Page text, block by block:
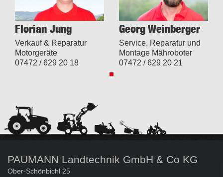
Florian Jung
Verkauf & Reparatur
Motorgeräte
07472 / 629 20 18
Georg Weinberger
Service, Reparatur und
Montage Mähroboter
07472 / 629 20 21
PAUMANN Landtechnik GmbH & Co KG
Ober-Schönbichl 25